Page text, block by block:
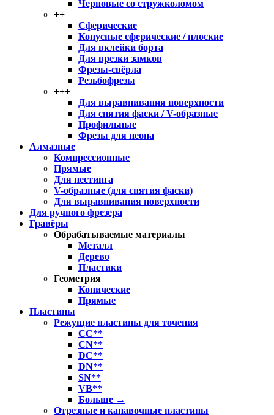
Черновые со стружколомом
++
Сферические
Конусные сферические / плоские
Для вклейки борта
Для врезки замков
Фрезы-свёрла
Резьбофрезы
+++
Для выравнивания поверхности
Для снятия фаски / V-образные
Профильные
Фрезы для неона
Алмазные
Компрессионные
Прямые
Для нестинга
V-образные (для снятия фаски)
Для выравнивания поверхности
Для ручного фрезера
Гравёры
Обрабатываемые материалы
Металл
Дерево
Пластики
Геометрия
Конические
Прямые
Пластины
Режущие пластины для точения
CC**
CN**
DC**
DN**
SN**
VB**
Больше →
Отрезные и канавочные пластины